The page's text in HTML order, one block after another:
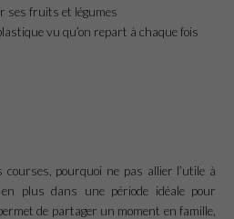
ses fruits et légumes
vu qu’on repart à chaque fois
courses, pourquoi ne pas allier l’utile à
en plus dans une période idéale pour
de partager un moment en famille,